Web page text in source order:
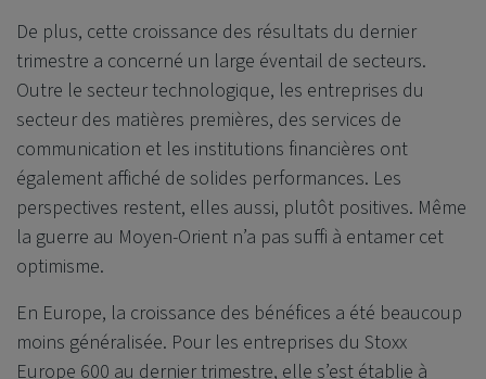
De plus, cette croissance des résultats du dernier
trimestre a concerné un large éventail de secteurs.
Outre le secteur technologique, les entreprises du
secteur des matières premières, des services de
communication et les institutions financières ont
également affiché de solides performances. Les
perspectives restent, elles aussi, plutôt positives. Même
la guerre au Moyen-Orient n’a pas suffi à entamer cet
optimisme.
En Europe, la croissance des bénéfices a été beaucoup
moins généralisée. Pour les entreprises du Stoxx
Europe 600 au dernier trimestre, elle s’est établie à